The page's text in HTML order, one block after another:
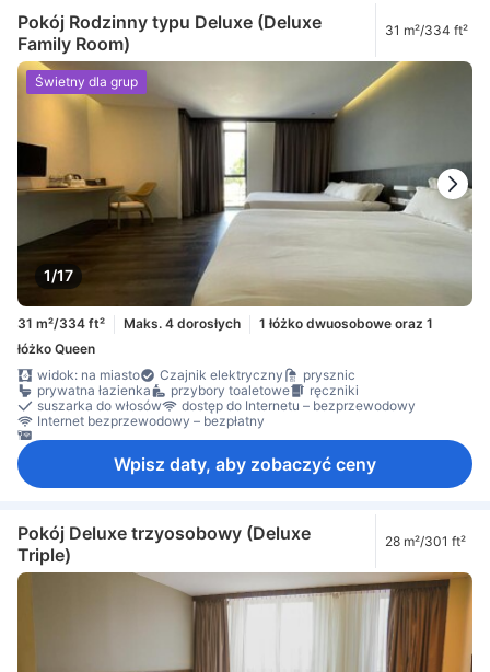
Pokój Rodzinny typu Deluxe (Deluxe
Family Room)
31 m²/334 ft²
1/17
Świetny dla grup
31 m²/334 ft² Maks. 4 dorosłych
1 łóżko dwuosobowe oraz 1
łóżko Queen
widok: na miasto
Czajnik elektryczny
prysznic
prywatna łazienka
przybory toaletowe
ręczniki
suszarka do włosów
dostęp do Internetu – bezprzewodowy
Internet bezprzewodowy – bezpłatny
Wpisz daty, aby zobaczyć ceny
Pokój Deluxe trzyosobowy (Deluxe
Triple)
28 m²/301 ft²